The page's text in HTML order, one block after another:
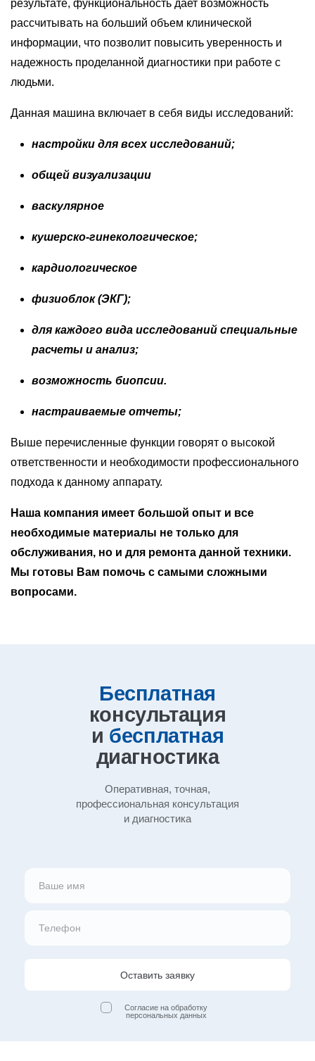
результате, функциональность дает возможность
рассчитывать на больший объем клинической
информации, что позволит повысить уверенность и
надежность проделанной диагностики при работе с
людьми.
Данная машина включает в себя виды исследований:
настройки для всех исследований;
общей визуализации
васкулярное
кушерско-гинекологическое;
кардиологическое
физиоблок (ЭКГ);
для каждого вида исследований специальные
расчеты и анализ;
возможность биопсии.
настраиваемые отчеты;
Выше перечисленные функции говорят о высокой
ответственности и необходимости профессионального
подхода к данному аппарату.
Наша компания имеет большой опыт и все
необходимые материалы не только для
обслуживания, но и для ремонта данной техники.
Мы готовы Вам помочь с самыми сложными
вопросами.
Бесплатная
консультация
и бесплатная
диагностика
Оперативная, точная,
профессиональная консультация
и диагностика
Оставить заявку
Согласие на обработку
персональных данных